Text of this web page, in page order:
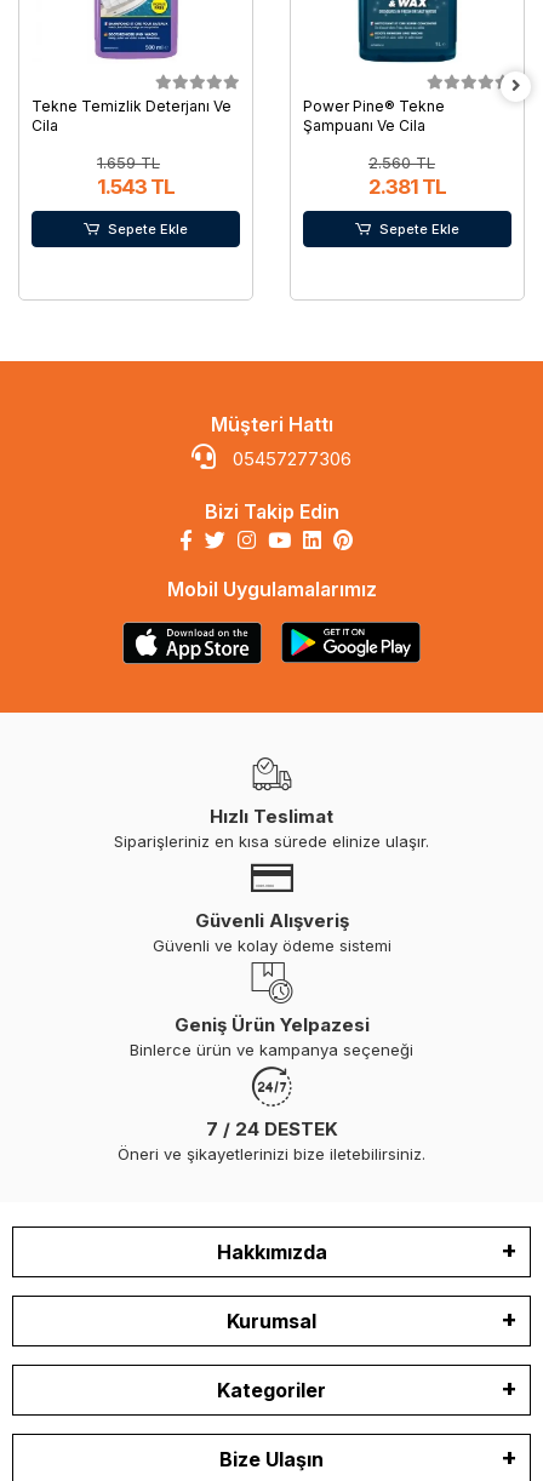
Tekne Temizlik Deterjanı Ve
Cila
1.659 TL
1.543 TL
Sepete Ekle
Power Pine® Tekne
Şampuanı Ve Cila
2.560 TL
2.381 TL
Sepete Ekle
Müşteri Hattı
05457277306
Bizi Takip Edin
Mobil Uygulamalarımız
Hızlı Teslimat
Siparişleriniz en kısa sürede elinize ulaşır.
Güvenli Alışveriş
Güvenli ve kolay ödeme sistemi
Geniş Ürün Yelpazesi
Binlerce ürün ve kampanya seçeneği
7 / 24 DESTEK
Öneri ve şikayetlerinizi bize iletebilirsiniz.
Hakkımızda
Kurumsal
Kategoriler
Bize Ulaşın